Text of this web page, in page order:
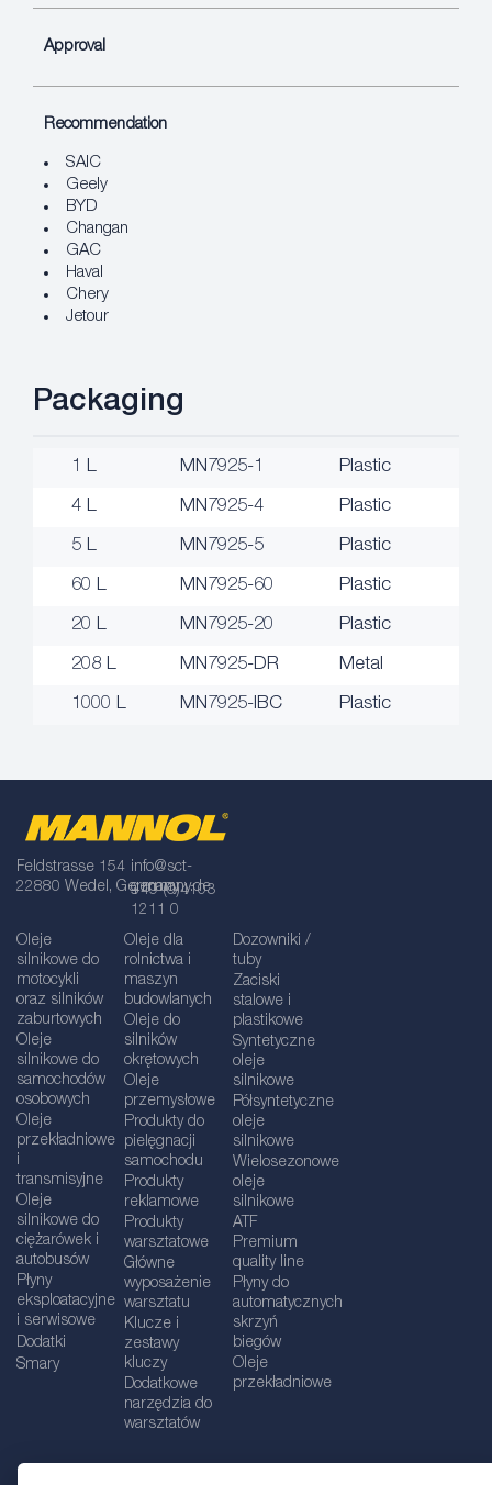
Approval
Recommendation
SAIC
Geely
BYD
Changan
GAC
Haval
Chery
Jetour
Packaging
1 L MN7925-1 Plastic
4 L MN7925-4 Plastic
5 L MN7925-5 Plastic
60 L MN7925-60 Plastic
20 L MN7925-20 Plastic
208 L MN7925-DR Metal
1000 L MN7925-IBC Plastic
Feldstrasse 154
22880 Wedel, Germany
info@sct-
germany.de
+49 (0)4103
1211 0
Oleje
silnikowe do
motocykli
oraz silników
zaburtowych
Oleje
silnikowe do
samochodów
osobowych
Oleje
przekładniowe
i
transmisyjne
Oleje
silnikowe do
ciężarówek i
autobusów
Płyny
eksploatacyjne
i serwisowe
Dodatki
Smary
Oleje dla
rolnictwa i
maszyn
budowlanych
Oleje do
silników
okrętowych
Oleje
przemysłowe
Produkty do
pielęgnacji
samochodu
Produkty
reklamowe
Produkty
warsztatowe
Główne
wyposażenie
warsztatu
Klucze i
zestawy
kluczy
Dodatkowe
narzędzia do
warsztatów
Dozowniki /
tuby
Zaciski
stalowe i
plastikowe
Syntetyczne
oleje
silnikowe
Półsyntetyczne
oleje
silnikowe
Wielosezonowe
oleje
silnikowe
ATF
Premium
quality line
Płyny do
automatycznych
skrzyń
biegów
Oleje
przekładniowe